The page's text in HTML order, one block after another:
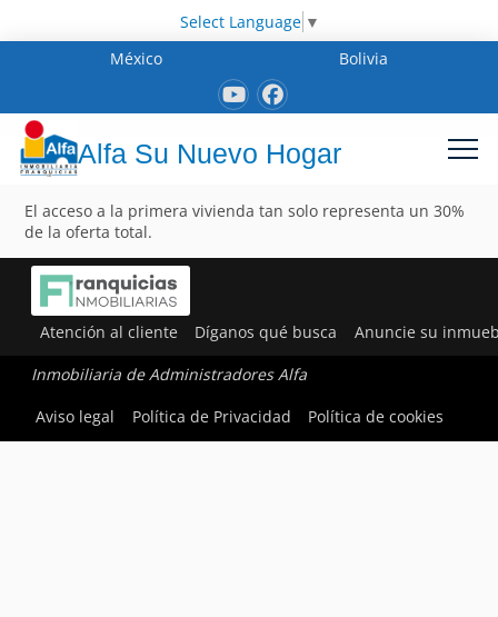
Select Language ▼
México
Bolivia
Alfa Su Nuevo Hogar
El acceso a la primera vivienda tan solo representa un 30%
de la oferta total.
Atención al cliente Díganos qué busca Anuncie su
Inmobiliaria de Administradores Alfa
Aviso legal
Política de Privacidad Política de cookies